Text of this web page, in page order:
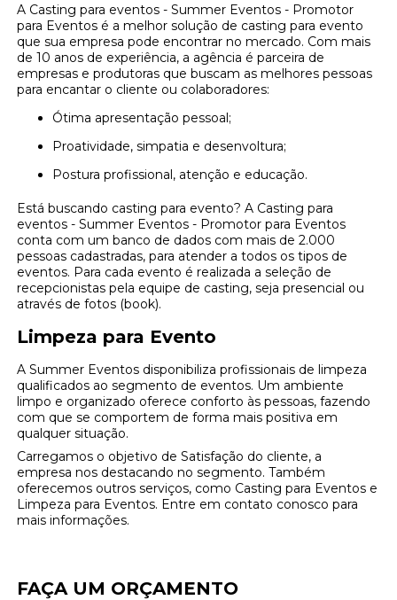
A Casting para eventos - Summer Eventos - Promotor
para Eventos é a melhor solução de casting para evento
que sua empresa pode encontrar no mercado. Com mais
de 10 anos de experiência, a agência é parceira de
empresas e produtoras que buscam as melhores pessoas
para encantar o cliente ou colaboradores:
Ótima apresentação pessoal;
Proatividade, simpatia e desenvoltura;
Postura profissional, atenção e educação.
Está buscando casting para evento? A Casting para
eventos - Summer Eventos - Promotor para Eventos
conta com um banco de dados com mais de 2.000
pessoas cadastradas, para atender a todos os tipos de
eventos. Para cada evento é realizada a seleção de
recepcionistas pela equipe de casting, seja presencial ou
através de fotos (book).
Limpeza para Evento
A Summer Eventos disponibiliza profissionais de limpeza
qualificados ao segmento de eventos. Um ambiente
limpo e organizado oferece conforto às pessoas, fazendo
com que se comportem de forma mais positiva em
qualquer situação.
Carregamos o objetivo de Satisfação do cliente, a
empresa nos destacando no segmento. Também
oferecemos outros serviços, como Casting para Eventos e
Limpeza para Eventos. Entre em contato conosco para
mais informações.
FAÇA UM ORÇAMENTO